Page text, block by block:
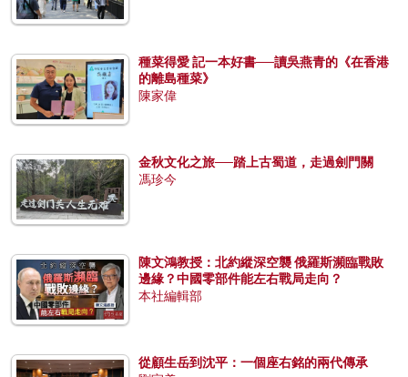
種菜得愛 記一本好書──讀吳燕青的《在香港
的離島種菜》
陳家偉
金秋文化之旅──踏上古蜀道，走過劍門關
馮珍今
陳文鴻教授：北約縱深空襲 俄羅斯瀕臨戰敗
邊緣？中國零部件能左右戰局走向？
本社編輯部
從顧生岳到沈平：一個座右銘的兩代傳承